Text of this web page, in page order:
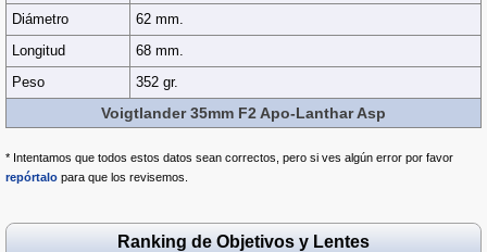
Diámetro
62 mm.
Longitud
68 mm.
Peso
352 gr.
Voigtlander 35mm F2 Apo-Lanthar Asp
* Intentamos que todos estos datos sean correctos, pero si ves algún error por favor
repórtalo para que los revisemos.
Ranking de Objetivos y Lentes